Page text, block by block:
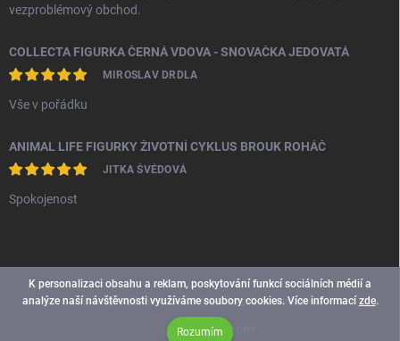
K personalizaci obsahu a reklam, poskytování funkcí sociálních médií a
analýze naší návštěvnosti využíváme soubory cookies. Více informacízde.
Rozumím
vezproblémový obchod.
COLLECTA FIGURKA ČERNÁ VDOVA - SNOVAČKA JEDOVATÁ
MIROSLAV DRDLA
Vše v pořádku
ANIMAL LIFE FIGURKY ŽIVOTNÍ CYKLUS BROUK ROHÁČ
JITKA ŠVÉDOVÁ
Spokojenost
Vytvořil Shoptet
Copyright 2026Smoopi. Všechna práva vyhrazena.